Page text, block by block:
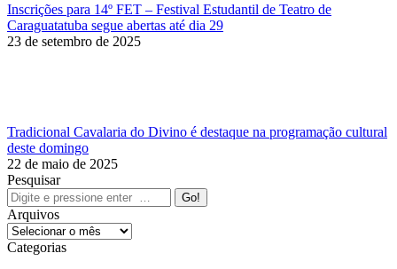
Inscrições para 14º FET – Festival Estudantil de Teatro de
Caraguatatuba segue abertas até dia 29
23 de setembro de 2025
Tradicional Cavalaria do Divino é destaque na programação cultural
deste domingo
22 de maio de 2025
Pesquisar
Search:
Arquivos
Arquivos
Categorias